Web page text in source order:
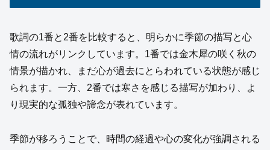
歌詞の1番と2番を比較すると、明らかに季節の描写と心
情の流れがリンクしています。1番では金木犀の咲く秋の
情景が描かれ、まだ心が過去にとらわれている状態が感じ
られます。一方、2番では寒さを感じる描写が加わり、よ
り現実的な孤独や諦念が表れています。
季節が移ろうことで、時間の経過や心の変化が強調される